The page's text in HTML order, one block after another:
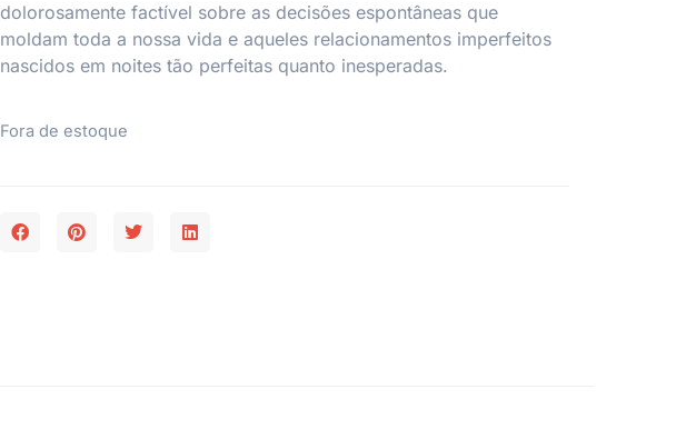
dolorosamente factível sobre as decisões espontâneas que
moldam toda a nossa vida e aqueles relacionamentos imperfeitos
nascidos em noites tão perfeitas quanto inesperadas.
Fora de estoque